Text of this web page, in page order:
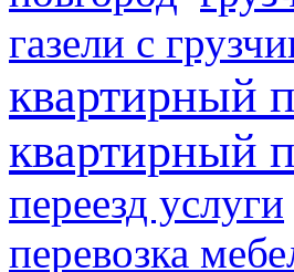
газели с
квартирный
квартирный
переезд услуги
перевозка